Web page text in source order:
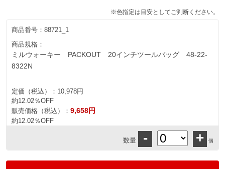
※色指定は目安としてご判断ください。
商品番号： 88721_1
商品規格：
ミルウォーキー PACKOUT 20インチツールバッグ 48-22-
8322N
定価（税込）： 10,978円
約12.02％OFF
販売価格（税込）： 9,658円
約12.02％OFF
数量 - + 個